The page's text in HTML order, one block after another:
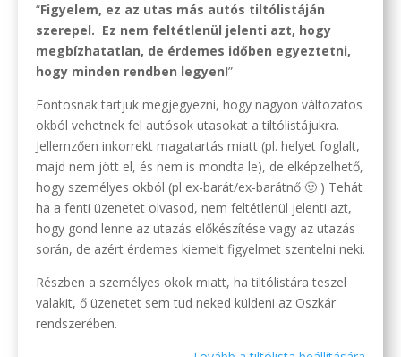
“Figyelem, ez az utas más autós tiltólistáján
szerepel. Ez nem feltétlenül jelenti azt, hogy
megbízhatatlan, de érdemes időben egyeztetni,
hogy minden rendben legyen!”
Fontosnak tartjuk megjegyezni, hogy nagyon változatos
okból vehetnek fel autósok utasokat a tiltólistájukra.
Jellemzően inkorrekt magatartás miatt (pl. helyet foglalt,
majd nem jött el, és nem is mondta le), de elképzelhető,
hogy személyes okból (pl ex-barát/ex-barátnő 🙂 ) Tehát
ha a fenti üzenetet olvasod, nem feltétlenül jelenti azt,
hogy gond lenne az utazás előkészítése vagy az utazás
során, de azért érdemes kiemelt figyelmet szentelni neki.
Részben a személyes okok miatt, ha tiltólistára teszel
valakit, ő üzenetet sem tud neked küldeni az Oszkár
rendszerében.